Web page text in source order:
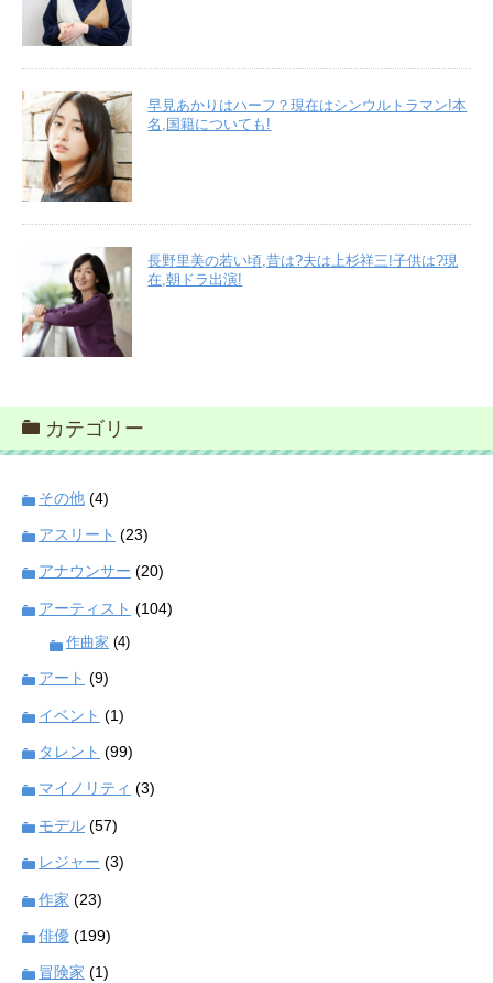
早見あかりはハーフ？現在はシンウルトラマン!本
名,国籍についても!
長野里美の若い頃,昔は?夫は上杉祥三!子供は?現
在,朝ドラ出演!
カテゴリー
その他 (4)
アスリート (23)
アナウンサー (20)
アーティスト (104)
作曲家 (4)
アート (9)
イベント (1)
タレント (99)
マイノリティ (3)
モデル (57)
レジャー (3)
作家 (23)
俳優 (199)
冒険家 (1)